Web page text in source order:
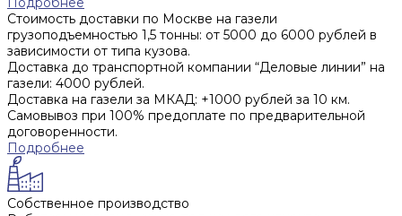
Стоимость доставки по Москве на газели
грузоподъемностью 1,5 тонны: от 5000 до 6000 рублей в
зависимости от типа кузова.
Доставка до транспортной компании “Деловые линии” на
газели: 4000 рублей.
Доставка на газели за МКАД: +1000 рублей за 10 км.
Самовывоз при 100% предоплате по предварительной
договоренности.
Подробнее
Собственное производство